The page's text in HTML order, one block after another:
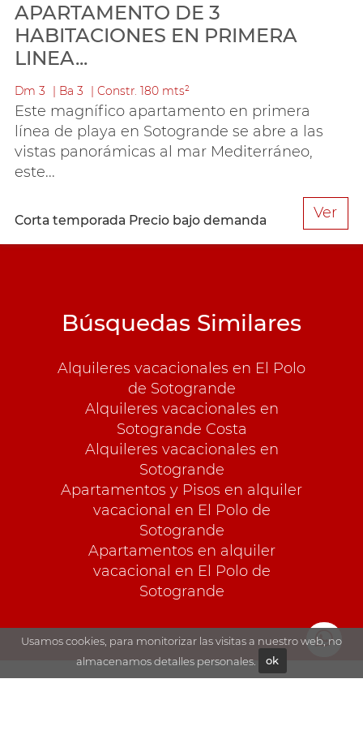
APARTAMENTO DE 3
HABITACIONES EN PRIMERA
LINEA...
Dm 3 Ba 3 Constr. 180 mts²
Este magnífico apartamento en primera
línea de playa en Sotogrande se abre a las
vistas panorámicas al mar Mediterráneo,
este...
Corta temporada Precio bajo demanda Ver
Búsquedas Similares
Alquileres vacacionales en El Polo
de Sotogrande
Alquileres vacacionales en
Sotogrande Costa
Alquileres vacacionales en
Sotogrande
Apartamentos y Pisos en alquiler
vacacional en El Polo de
Sotogrande
Apartamentos en alquiler
vacacional en El Polo de
Sotogrande
Usamos cookies, para monitorizar las visitas a nuestro web, no
almacenamos detalles personales.
ok